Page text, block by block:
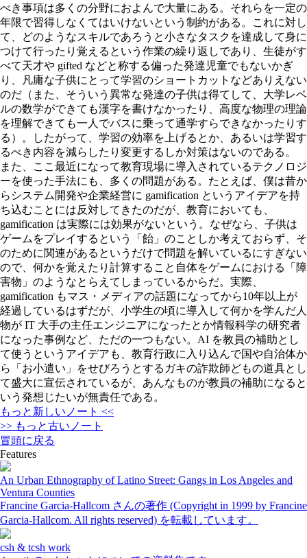
べき事項は多くの分野におよんで大量にある。それらを一定の
年限で習得しなくてはいけないという制約がある。これに対し
て、どのようなスキルであろうと小さなタスクを達成して身に
つけて行ったり覚えるという作業の繰り返しであり、生徒がす
べて天才や gifted などと称する偏った発達児童でもないかぎ
り、凡庸な子供にとって学習のショートカットなどありえない
のだ（また、そういう異常な発達の子供は得てして、大学レベ
ルの数学ができても漢字を書けなかったり、高度な物理の理論
を理解できても一人でバスに乗って通学すらできなかったりす
る）。したがって、学習の効率を上げるとか、あるいは学習す
るべき内容を減らしたり変更するしか対策はないのである。
また、ここ最近になって教育現場に導入されているテクノロジ
ーを使った手法にも、多くの問題がある。たとえば、僕は昔か
らシステム開発や企業経営に gamification というアイデアを持
ち込むことには反対してきたのだが、教育においても、
gamification は実際には効果がないという。なぜなら、子供は
ゲームをプレイするという「飴」のことしか考えておらず、そ
のために関連があるというだけで問題を解いているにすぎない
ので、何かを覚えたり計算すること自体をゲームにおける「障
害物」のようなとらえてしまっているからだ。実際、
gamification もマス・メディアの話題になってから10年以上が
経過しているはずだが、小学生の頃に導入して何かを学んだ人
物が IT 大手の主任エンジニアになったとか情報科学の研究者
になった事例など、ただの一つもない。AI を教員の補助とし
て使うというアイデアも、教育行政に入り込んで国や自治体か
ら「お小遣い」をせびろうとするガキの詐欺師どもの道具とし
て盛大に宣伝されているが、あんなものが教員の補助になると
いう発想じたいが無責任である。
もっと新しいノート <<
>> もっと古いノート
冒頭に戻る
Features
An Urban Ethnography of Latino Street: Gangs in Los Angeles and
Ventura Counties
Francine Garcia-Hallcom さんの著作 (Copyright in 1999 by Francine
Garcia-Hallcom. All rights reserved) を転載しています。
csh & tcsh work